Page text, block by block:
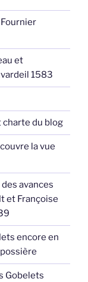
et
1583
charte du blog
la vue
avances
et Françoise
encore en
Gobelets